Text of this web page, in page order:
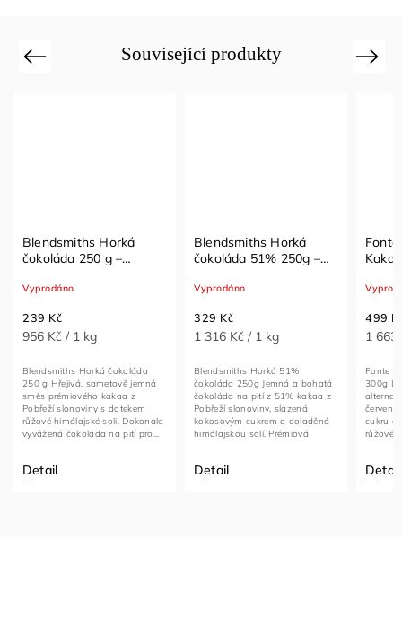
Související produkty
Previous
Blendsmiths Horká
čokoláda 250 g –
směs s himálajskou solí
Vyprodáno
239 Kč
956 Kč / 1 kg
Detail
Blendsmiths Horká čokoláda
250 g Hřejivá, sametově jemná
směs prémiového kakaa z
Pobřeží slonoviny s dotekem
růžové himálajské soli. Dokonale
vyvážená čokoláda na pití pro...
Blendsmiths Horká
čokoláda 51% 250g –
s kokosovým cukrem a
Vyprodáno
329 Kč
1 316 Kč / 1 kg
Detail
Blendsmiths Horká 51%
čokoláda 250g Jemná a bohatá
čokoláda na pití z 51% kakaa z
Pobřeží slonoviny, slazená
kokosovým cukrem a doladěná
himálajskou solí. Prémiová
kávy
499
1
Detail
Fonte
300g
červené
cukru a
růžové
Next